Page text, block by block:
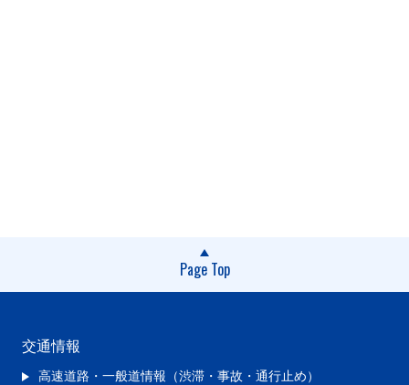
Page Top
交通情報
高速道路・一般道情報（渋滞・事故・通行止め）